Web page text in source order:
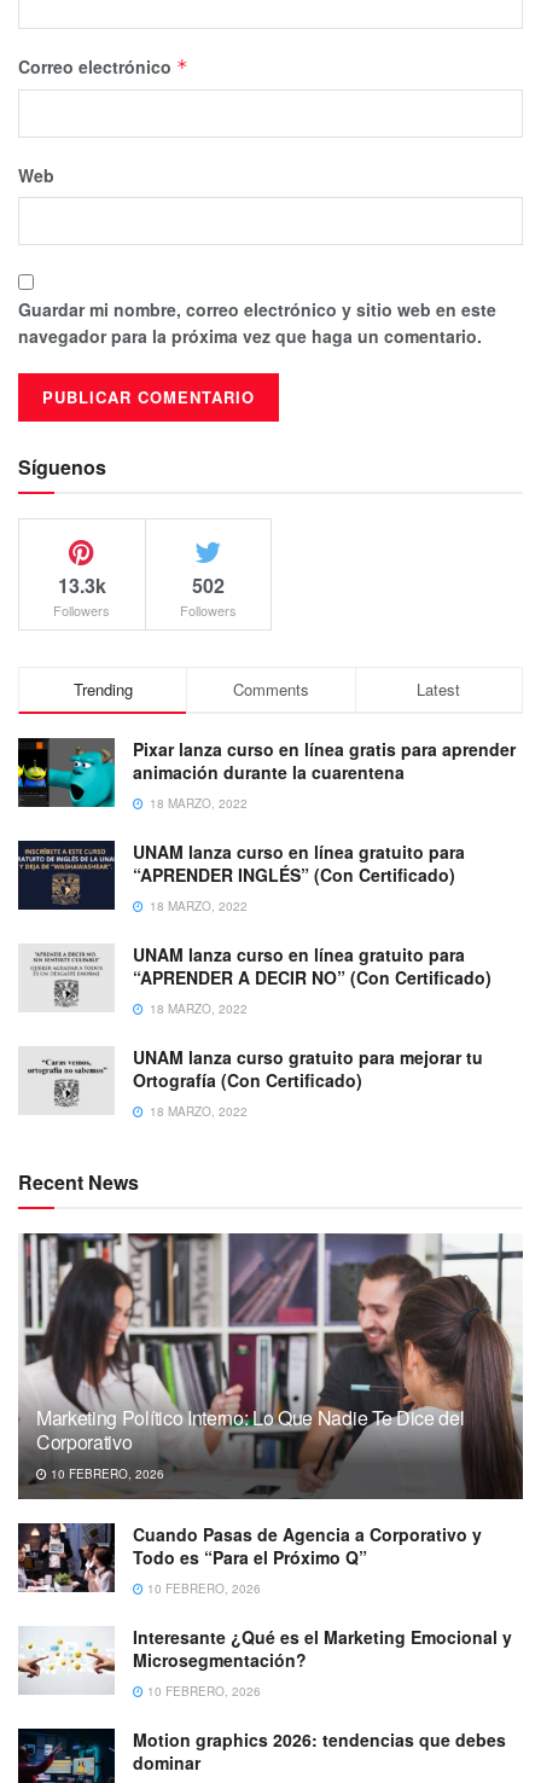
Correo electrónico *
Web
Guardar mi nombre, correo electrónico y sitio web en este
navegador para la próxima vez que haga un comentario.
Síguenos
13.3k
Followers
502
Followers
Trending Comments Latest
Pixar lanza curso en línea gratis para aprender
animación durante la cuarentena
18 MARZO, 2022
UNAM lanza curso en línea gratuito para
“APRENDER INGLÉS” (Con Certificado)
18 MARZO, 2022
UNAM lanza curso en línea gratuito para
“APRENDER A DECIR NO” (Con Certificado)
18 MARZO, 2022
UNAM lanza curso gratuito para mejorar tu
Ortografía (Con Certificado)
18 MARZO, 2022
Recent News
Marketing Político Interno: Lo Que Nadie Te Dice del
Corporativo
10 FEBRERO, 2026
Cuando Pasas de Agencia a Corporativo y
Todo es “Para el Próximo Q”
10 FEBRERO, 2026
Interesante ¿Qué es el Marketing Emocional y
Microsegmentación?
10 FEBRERO, 2026
Motion graphics 2026: tendencias que debes
dominar